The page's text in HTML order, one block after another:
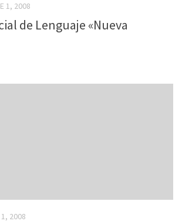
1, 2008
de Lenguaje «Nueva
1, 2008